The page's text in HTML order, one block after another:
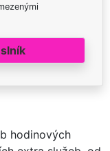
hodinových